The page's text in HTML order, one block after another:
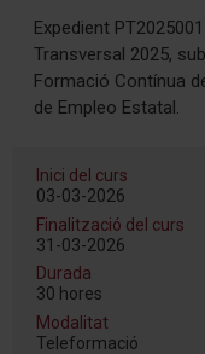
Expedient
Transversal 2025,
Formació Contínua
de Empleo Estatal.
Inici del curs
03-03-2026
Finalització del curs
31-03-2026
Durada
30 hores
Modalitat
Teleformació